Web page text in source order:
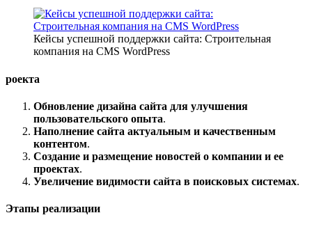
Кейсы успешной поддержки сайта: Строительная
компания на CMS WordPress
роекта
Обновление дизайна сайта для улучшения
пользовательского опыта.
Наполнение сайта актуальным и качественным
контентом.
Создание и размещение новостей о компании и ее
проектах.
Увеличение видимости сайта в поисковых системах.
Этапы реализации